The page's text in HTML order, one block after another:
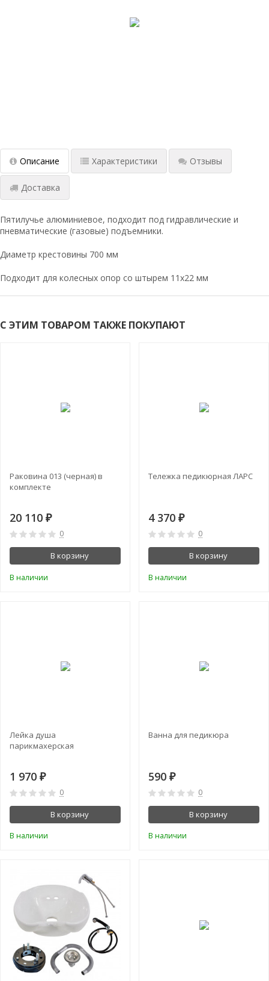
Описание Характеристики Отзывы
Доставка
Пятилучье алюминиевое, подходит под гидравлические и
пневматические (газовые) подъемники.
Диаметр крестовины 700 мм
Подходит для колесных опор со штырем 11х22 мм
С ЭТИМ ТОВАРОМ ТАКЖЕ ПОКУПАЮТ
Раковина 013 (черная) в
комплекте
20 110 ₽
0
В корзину
В наличии
Тележка педикюрная ЛАРС
4 370 ₽
0
В корзину
В наличии
Лейка душа
парикмахерская
1 970 ₽
0
В корзину
В наличии
Ванна для педикюра
590 ₽
0
В корзину
В наличии